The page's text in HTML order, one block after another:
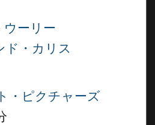
ウーリー
ド・カリス
・ピクチャーズ